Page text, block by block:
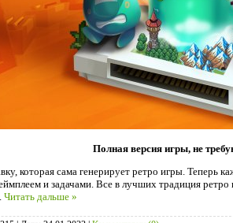
Полная версия игры, не
которая сама генерирует ретро игры. Теперь
и задачами. Все в лучших традиция
Читать дальше »